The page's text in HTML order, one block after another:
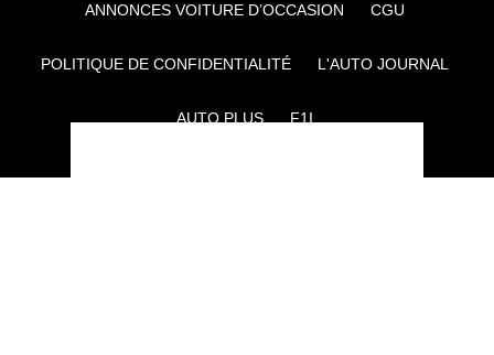
ANNONCES VOITURE D’OCCASION CGU
POLITIQUE DE CONFIDENTIALITÉ L'AUTO JOURNAL
AUTO PLUS F1I